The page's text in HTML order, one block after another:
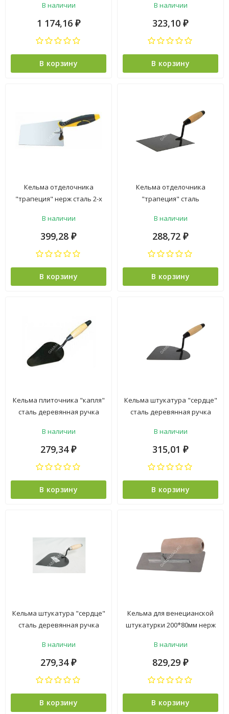
(арт.111-8500) Декор *1/5
В наличии
1 174,16 ₽
В корзину
арт.1402001 "T4P" *1/10/60
В наличии
323,10 ₽
В корзину
Кельма отделочника
"трапеция" нерж сталь 2-х
арт.3026580 "888" *1/12/72
В наличии
399,28 ₽
В корзину
Кельма отделочника
"трапеция" сталь
арт.1402000 "T4P" *1/10/60
В наличии
288,72 ₽
В корзину
Кельма плиточника "капля"
сталь деревянная ручка
В наличии
279,34 ₽
В корзину
Кельма штукатура "сердце"
сталь деревянная ручка
В наличии
315,01 ₽
В корзину
Кельма штукатура "сердце"
сталь деревянная ручка
В наличии
279,34 ₽
В корзину
Кельма для венецианской
штукатурки 200*80мм нерж
В наличии
829,29 ₽
В корзину